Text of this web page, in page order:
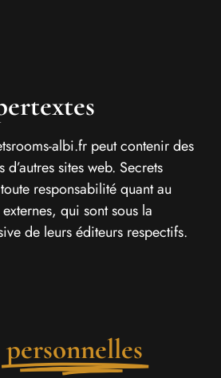
albi.fr peut contenir des
d’autres sites web. Secrets
responsabilité quant au
qui sont sous la
de leurs éditeurs respectifs.
personnelles